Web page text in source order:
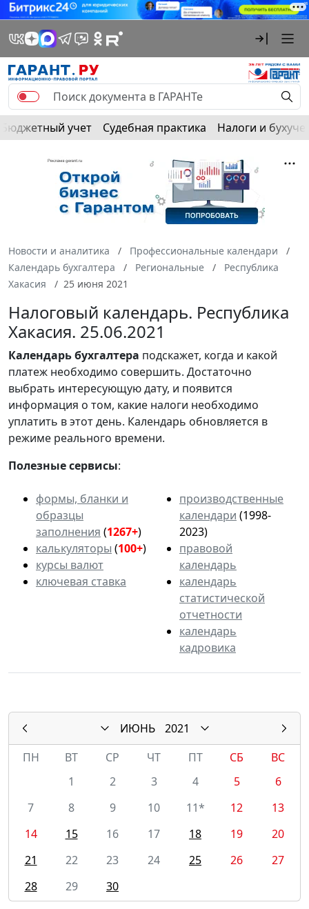
Бюджетный учет Судебная практика Налоги и
Новости и аналитика
Профессиональные календари
Календарь бухгалтера
Региональные
Республика
Хакасия
25 июня 2021
Налоговый календарь. Республика
Хакасия. 25.06.2021
Календарьбухгалтера подскажет, когда и какой
платеж необходимо совершить. Достаточно
выбрать интересующую дату, и появится
информация о том, какие налоги необходимо
уплатить в этот день. Календарь обновляется в
режиме реального времени.
Полезные сервисы:
формы, бланки и
образцы
заполнения (1267+)
калькуляторы (100+)
курсы валют
ключевая ставка
производственные
календари (1998-
2023)
правовой
календарь
календарь
статистической
отчетности
календарь
кадровика
ИЮНЬ
2021
ПН
ВТ СР ЧТ ПТ СБ
ВС
1
2 3 4 5
6
7
8 9 10 11* 12
13
14
15 16 17 18 19
20
21
22 23 24 25 26
27
28
29 30